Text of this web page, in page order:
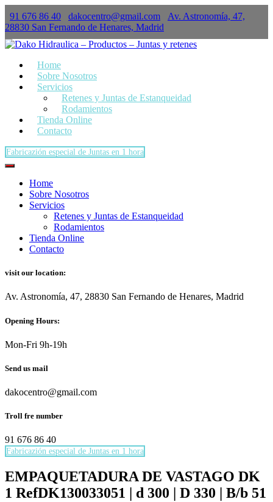
91 676 86 40 dakocentro@gmail.com
Av. Astronomía, 47,
28830 San Fernando de Henares, Madrid
Home
Sobre Nosotros
Servicios
Retenes y Juntas de Estanqueidad
Rodamientos
Tienda Online
Contacto
Fabricazión especial de Juntas en 1 hora
Home
Sobre Nosotros
Servicios
Retenes y Juntas de Estanqueidad
Rodamientos
Tienda Online
Contacto
visit our location:
Av. Astronomía, 47, 28830 San Fernando de Henares, Madrid
Opening Hours:
Mon-Fri 9h-19h
Send us mail
dakocentro@gmail.com
Troll fre number
91 676 86 40
Fabricazión especial de Juntas en 1 hora
EMPAQUETADURA DE VASTAGO DK
1 RefDK130033051 | d 300 | D 330 | B/b 51
Necesarias
Estas
cookies no
son